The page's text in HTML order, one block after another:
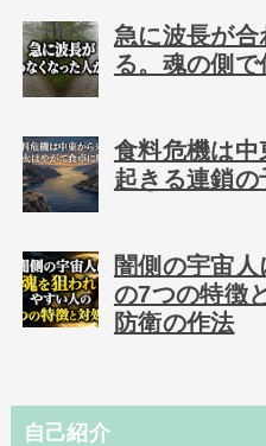
急に波長が
る。魂の側
食料危機は
起きる連鎖の
闇側の宇宙
の7つの特徴
防衛の作法
自己紹介